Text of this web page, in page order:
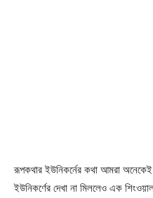
রূপকথার ইউনিকর্নের কথা আমরা
ইউনিকর্ণের দেখা না মিললেও এক